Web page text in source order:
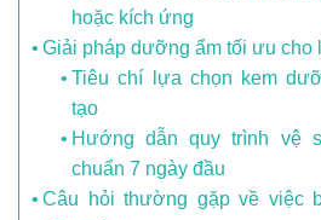
hoặc kích ứng
Giải pháp dưỡng ẩm tối ưu cho
Tiêu chí lựa chọn kem
tạo
Hướng dẫn quy trình vệ
chuẩn 7 ngày đầu
Câu hỏi thường gặp về việc